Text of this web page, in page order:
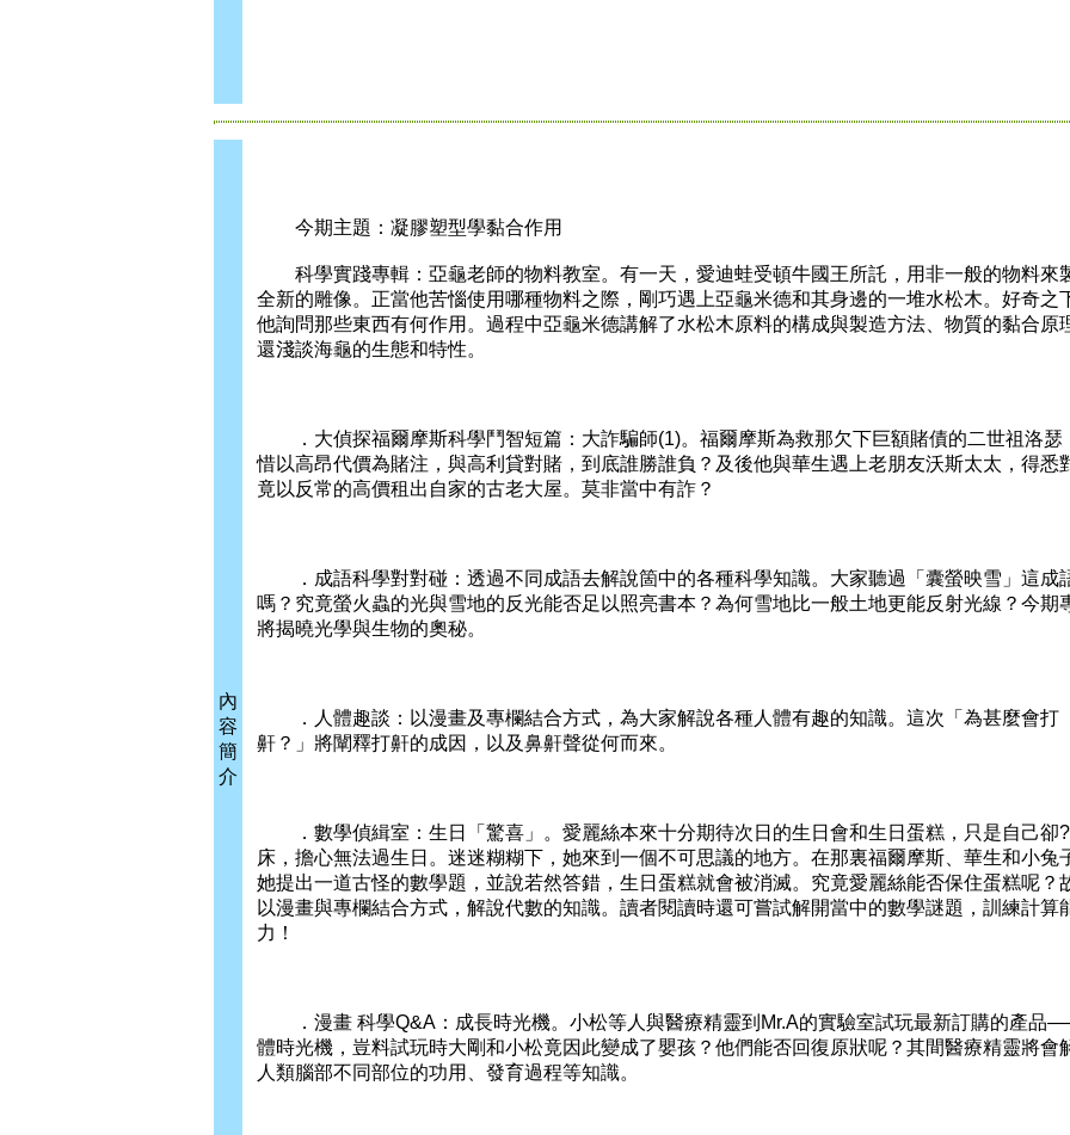
內
容
簡
介
今期主題：凝膠塑型學黏合作用
科學實踐專輯：亞龜老師的物料教室。有一天，愛迪蛙受頓牛國王所託，用非一般的物料來
全新的雕像。正當他苦惱使用哪種物料之際，剛巧遇上亞龜米德和其身邊的一堆水松木。好奇之
他詢問那些東西有何作用。過程中亞龜米德講解了水松木原料的構成與製造方法、物質的黏合原
還淺談海龜的生態和特性。
．大偵探福爾摩斯科學鬥智短篇：大詐騙師(1)。福爾摩斯為救那欠下巨額賭債的二世祖洛瑟
惜以高昂代價為賭注，與高利貸對賭，到底誰勝誰負？及後他與華生遇上老朋友沃斯太太，得悉
竟以反常的高價租出自家的古老大屋。莫非當中有詐？
．成語科學對對碰：透過不同成語去解說箇中的各種科學知識。大家聽過「囊螢映雪」這成
嗎？究竟螢火蟲的光與雪地的反光能否足以照亮書本？為何雪地比一般土地更能反射光線？今期
將揭曉光學與生物的奧秘。
．人體趣談：以漫畫及專欄結合方式，為大家解說各種人體有趣的知識。這次「為甚麼會打
鼾？」將闡釋打鼾的成因，以及鼻鼾聲從何而來。
．數學偵緝室：生日「驚喜」。愛麗絲本來十分期待次日的生日會和生日蛋糕，只是自己卻
床，擔心無法過生日。迷迷糊糊下，她來到一個不可思議的地方。在那裏福爾摩斯、華生和小兔
她提出一道古怪的數學題，並說若然答錯，生日蛋糕就會被消滅。究竟愛麗絲能否保住蛋糕呢？
以漫畫與專欄結合方式，解說代數的知識。讀者閱讀時還可嘗試解開當中的數學謎題，訓練計算
力！
．漫畫 科學Q&A：成長時光機。小松等人與醫療精靈到Mr.A的實驗室試玩最新訂購的產品
體時光機，豈料試玩時大剛和小松竟因此變成了嬰孩？他們能否回復原狀呢？其間醫療精靈將會
人類腦部不同部位的功用、發育過程等知識。